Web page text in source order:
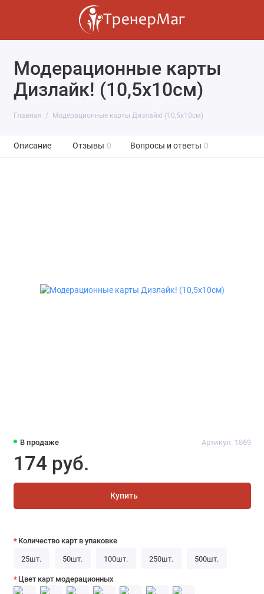
Модерационные карты
Дизлайк! (10,5х10см)
Главная Модерационные карты Дизлайк! (10,5х10см)
Описание Отзывы 0 Вопросы и ответы 0
В продаже Артикул: 1869
174 руб.
Купить
Количество карт в упаковке
25шт. 50шт. 100шт. 250шт. 500шт.
Цвет карт модерационных